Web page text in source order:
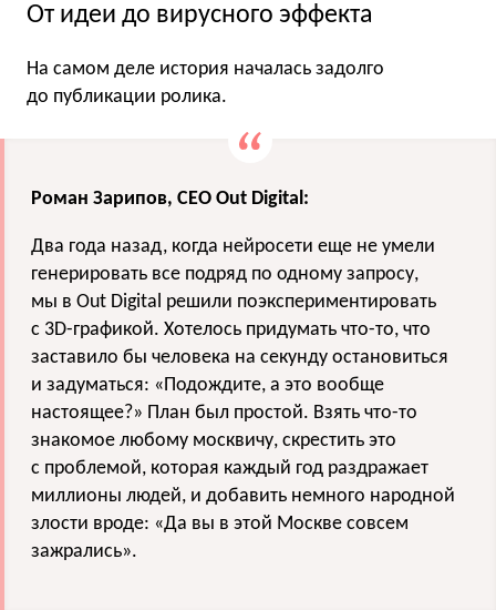
От идеи до вирусного эффекта
На самом деле история началась задолго
до публикации ролика.
Роман Зарипов, CEO Out Digital:
Два года назад, когда нейросети еще не умели
генерировать все подряд по одному запросу,
мы в Out Digital решили поэкспериментировать
с 3D-графикой. Хотелось придумать что-то, что
заставило бы человека на секунду остановиться
и задуматься: «Подождите, а это вообще
настоящее?» План был простой. Взять что-то
знакомое любому москвичу, скрестить это
с проблемой, которая каждый год раздражает
миллионы людей, и добавить немного народной
злости вроде: «Да вы в этой Москве совсем
зажрались».